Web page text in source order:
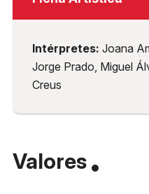
Intérpretes: Joana
Jorge Prado, Miguel
Creus
Valores